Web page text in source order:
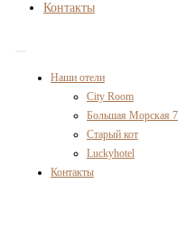
Контакты
содержимому
Наши отели
City Room
Большая Морская 7
Старый кот
Luckyhotel
Контакты